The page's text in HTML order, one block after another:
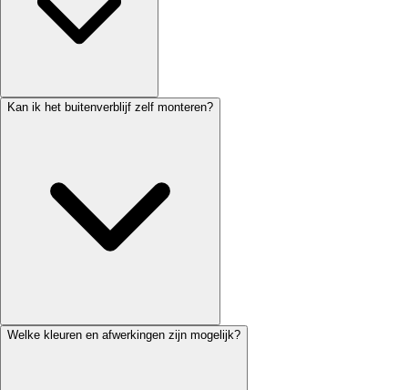
Kan ik het buitenverblijf zelf monteren?
Welke kleuren en afwerkingen zijn mogelijk?